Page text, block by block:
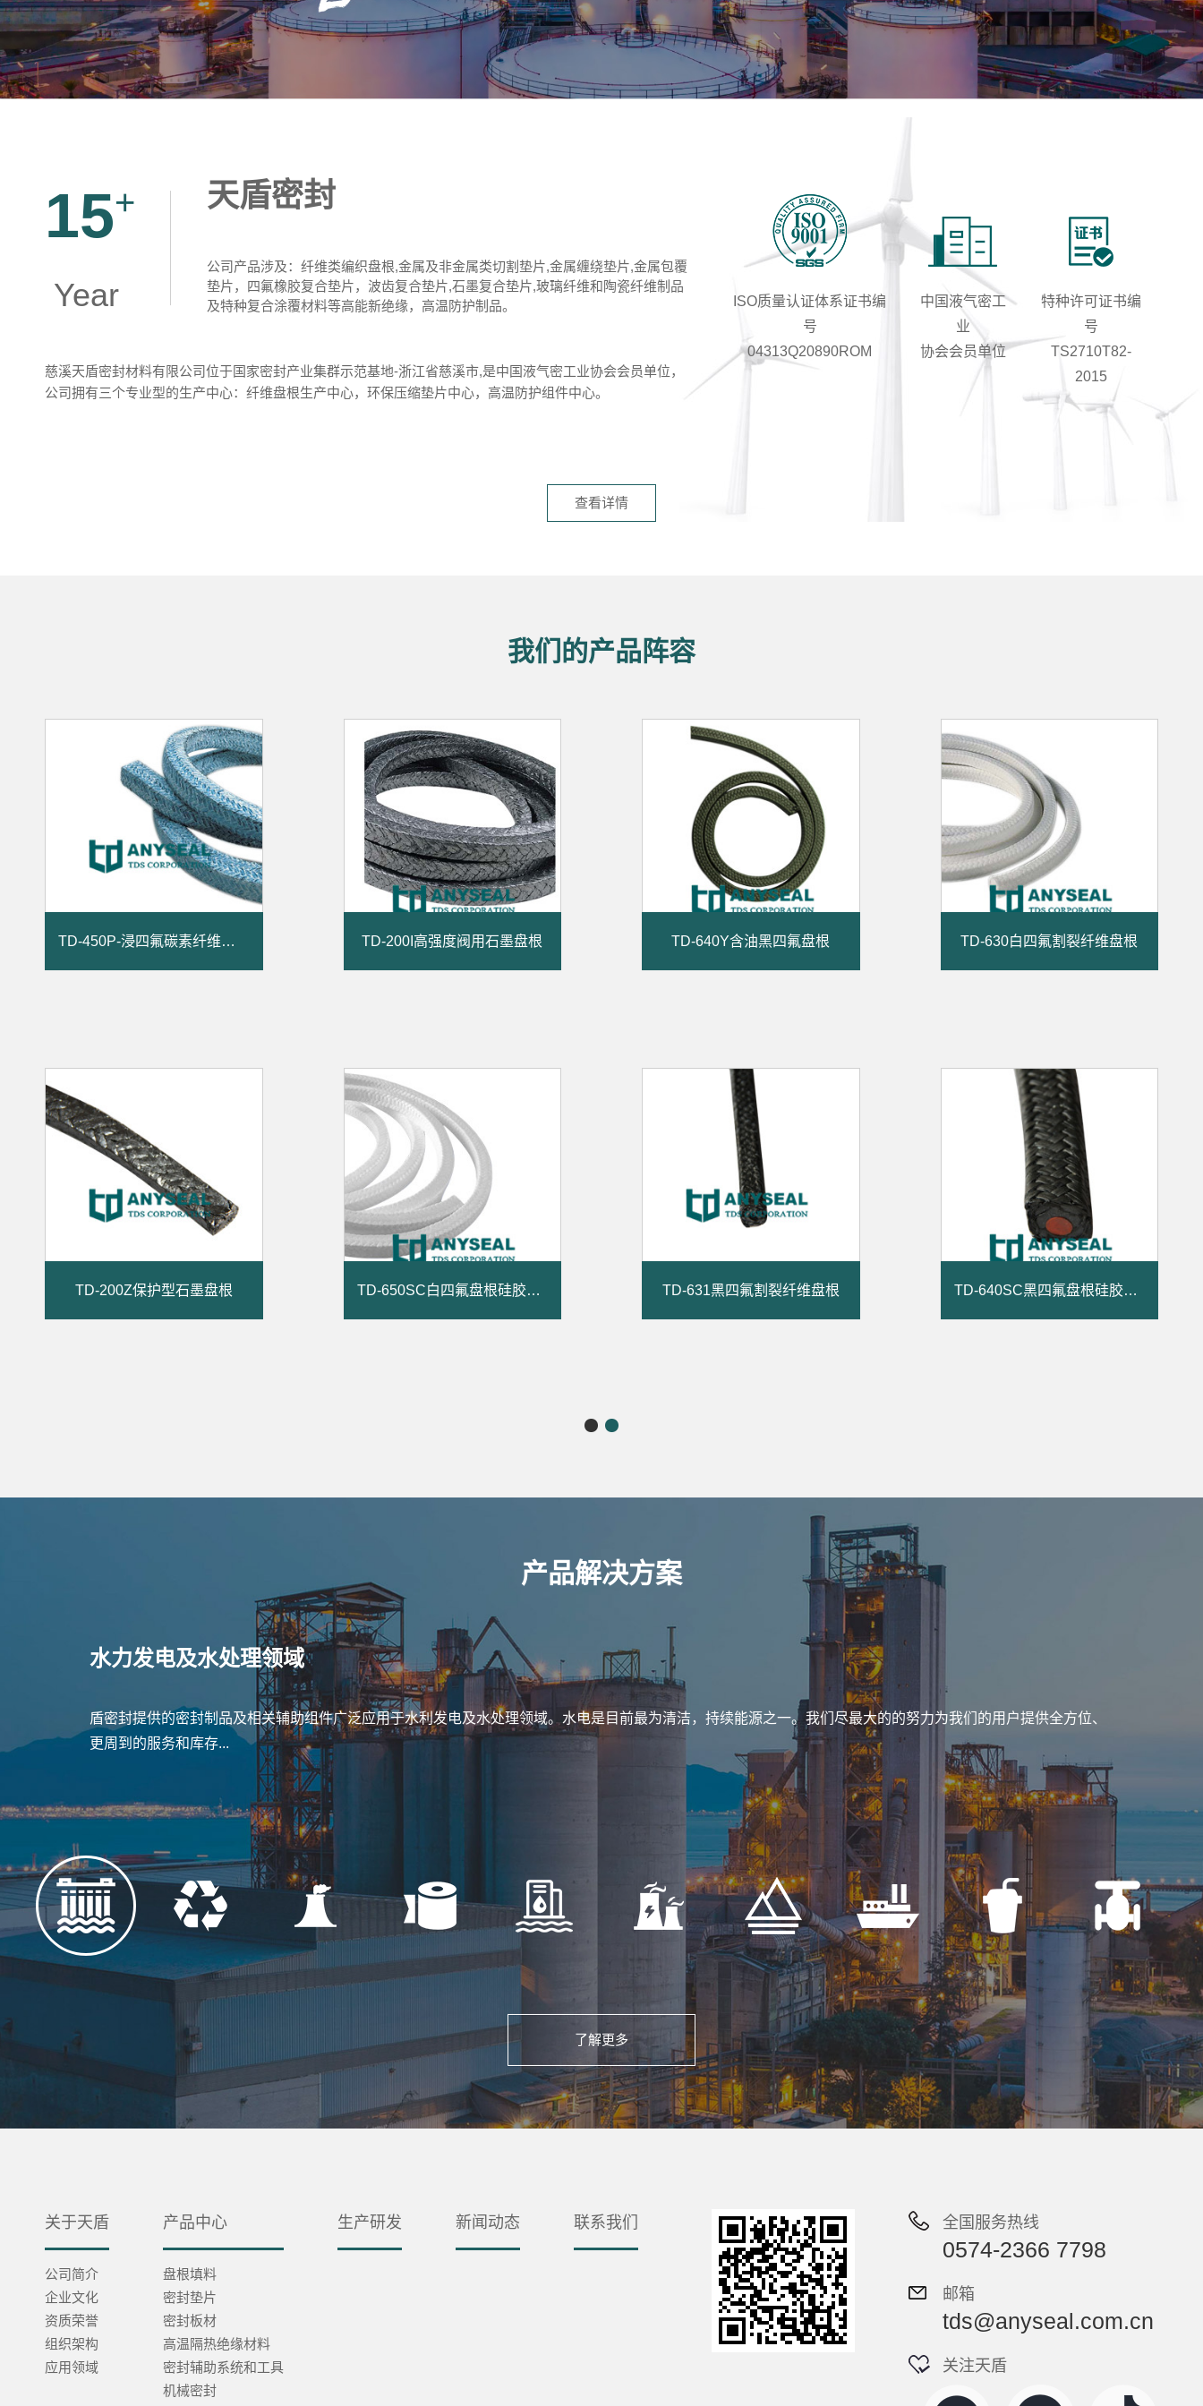
15+
Year
天盾密封
公司产品涉及：纤维类编织盘根,金属及非金属类切割垫片,金属缠绕垫片,金属包覆
垫片，四氟橡胶复合垫片，波齿复合垫片,石墨复合垫片,玻璃纤维和陶瓷纤维制品
及特种复合涂覆材料等高能新绝缘，高温防护制品。
慈溪天盾密封材料有限公司位于国家密封产业集群示范基地-浙江省慈溪市,是中国液气密工业协会会员单位，
公司拥有三个专业型的生产中心：纤维盘根生产中心，环保压缩垫片中心，高温防护组件中心。
ISO质量认证体系证书编
号
04313Q20890ROM
中国液气密工
业
协会会员单位
特种许可证书编
号
TS2710T82-
2015
查看详情
我们的产品阵容
TD-450P-浸四氟碳素纤维盘根
TD-200Z保护型石墨盘根
TD-200I高强度阀用石墨盘根
TD-650SC白四氟盘根硅胶芯盘根
TD-640Y含油黑四氟盘根
TD-631黑四氟割裂纤维盘根
TD-630白四氟割裂纤维盘根
TD-640SC黑四氟盘根硅胶芯盘根
产品解决方案
水力发电及水处理领域
盾密封提供的密封制品及相关辅助组件广泛应用于水利发电及水处理领域。水电是目前最为清洁，持续能源之一。我们尽最大的的努力为我们的用户提供全方位、
更周到的服务和库存...
了解更多
关于天盾
公司简介
企业文化
资质荣誉
组织架构
应用领域
产品中心
盘根填料
密封垫片
密封板材
高温隔热绝缘材料
密封辅助系统和工具
机械密封
生产研发 新闻动态 联系我们 全国服务热线
0574-2366 7798
邮箱
tds@anyseal.com.cn
关注天盾